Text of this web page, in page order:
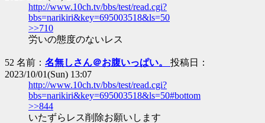
http://www.10ch.tv/bbs/test/read.cgi?
bbs=narikiri&key=695003518&ls=50
>>710
労いの態度のないレス
52 名前： 名無しさん＠お腹いっぱい。 投稿日：
2023/10/01(Sun) 13:07
http://www.10ch.tv/bbs/test/read.cgi?
bbs=narikiri&key=695003518&ls=50#bottom
>>844
いたずらレス削除お願いします